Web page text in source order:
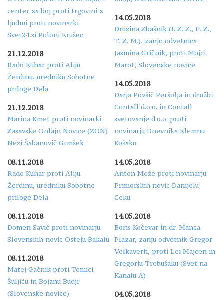
center za boj proti trgovini z
ljudmi proti novinarki
Svet24.si Poloni Krušec
21.12.2018
Rado Kuhar proti Aliju
Žerdinu, uredniku Sobotne
priloge Dela
21.12.2018
Marina Kmet proti novinarki
Zasavske Onlajn Novice (ZON)
Neži Šabanovič Grmšek
08.11.2018
Rado Kuhar proti Aliju
Žerdinu, uredniku Sobotne
priloge Dela
08.11.2018
Domen Savič proti novinarju
Slovenskih novic Osteju Bakalu
08.11.2018
Matej Gačnik proti Tomici
Šuljiću in Bojanu Budji
(Slovenske novice)
14.05.2018
Družina Zbašnik (I. Z. Z., F. Z.,
T. Z. M.), zanjo odvetnica
Jasmina Gričnik, proti Mojci
Marot, Slovenske novice
14.05.2018
Darja Povšič Peršolja in družbi
Contall d.o.o. in Contall
svetovanje d.o.o. proti
novinarju Dnevnika Klemnu
Košaku
14.05.2018
Anton Može proti novinarju
Primorskih novic Danijelu
Ceku
14.05.2018
Boris Kočevar in dr. Manca
Plazar, zanju odvetnik Gregor
Velkaverh, proti Lei Majcen in
Gregorju Trebušaku (Svet na
Kanalu A)
04.05.2018